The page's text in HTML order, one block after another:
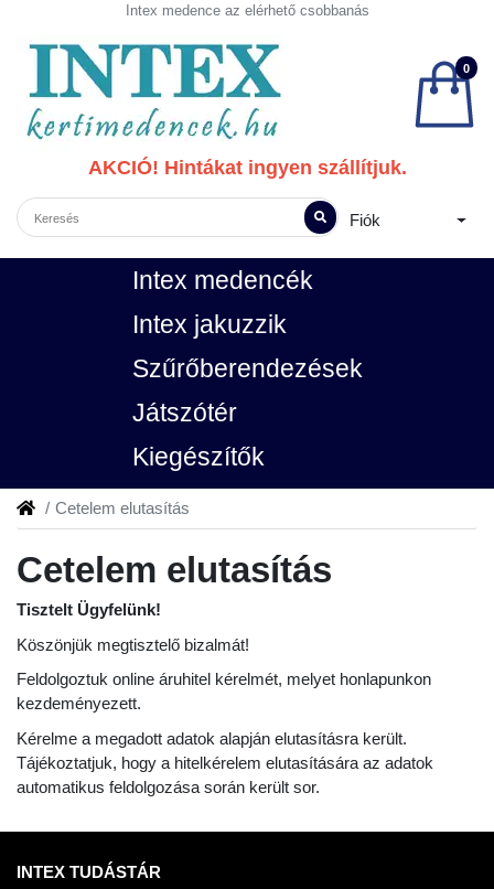
Intex medence az elérhető csobbanás
0
AKCIÓ! Hintákat ingyen szállítjuk.
Fiók
Intex medencék
Intex jakuzzik
Szűrőberendezések
Játszótér
Kiegészítők
Cetelem elutasítás
Cetelem elutasítás
Tisztelt Ügyfelünk!
Köszönjük megtisztelő bizalmát!
Feldolgoztuk online áruhitel kérelmét, melyet honlapunkon
kezdeményezett.
Kérelme a megadott adatok alapján elutasításra került.
Tájékoztatjuk, hogy a hitelkérelem elutasítására az adatok
automatikus feldolgozása során került sor.
INTEX TUDÁSTÁR